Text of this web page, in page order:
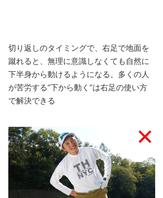
切り返しのタイミングで、右足で地面を
蹴れると、無理に意識しなくても自然に
下半身から動けるようになる。多くの人
が苦労する“下から動く”は右足の使い方
で解決できる